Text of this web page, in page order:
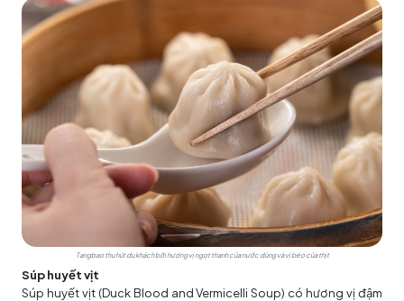
Tangbao thu hút du khách bởi hương vị ngọt thanh của nước dùng và vị béo của thịt
Súp huyết vịt
Súp huyết vịt (Duck Blood and Vermicelli Soup) có hương vị đậm